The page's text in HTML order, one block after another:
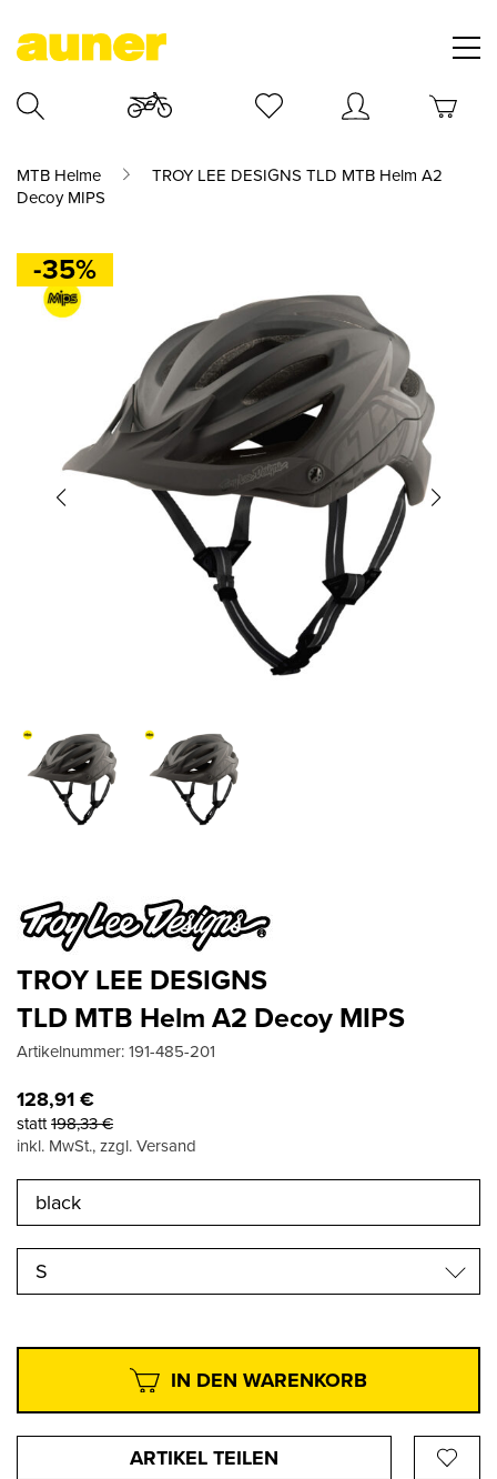
MTB Helme
TROY LEE DESIGNS TLD MTB Helm A2
Decoy MIPS
-35%
TROY LEE DESIGNS
TLD MTB Helm A2 Decoy MIPS
Artikelnummer:191-485-201
128,91€
statt198,33€
inkl. MwSt., zzgl. Versand
S
IN DEN WARENKORB
ARTIKEL TEILEN